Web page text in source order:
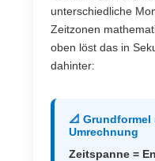
unterschiedliche
Zeitzonen
oben löst das in
dahinter:
📐
Umrechnung
Zeitspanne =